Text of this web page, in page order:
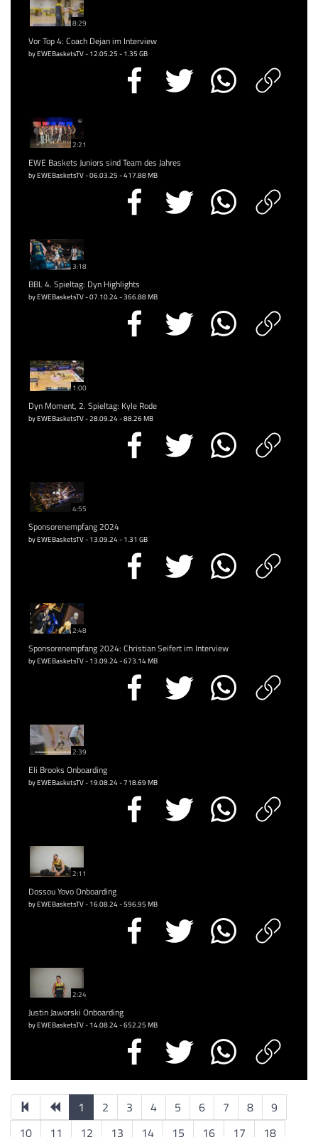
8:29
Vor Top 4: Coach Dejan im Interview
by EWEBasketsTV - 12.05.25 - 1.35 GB
2:21
EWE Baskets Juniors sind Team des Jahres
by EWEBasketsTV - 06.03.25 - 417.88 MB
3:18
BBL 4. Spieltag: Dyn Highlights
by EWEBasketsTV - 07.10.24 - 366.88 MB
1:00
Dyn Moment, 2. Spieltag: Kyle Rode
by EWEBasketsTV - 28.09.24 - 88.26 MB
4:55
Sponsorenempfang 2024
by EWEBasketsTV - 13.09.24 - 1.31 GB
2:48
Sponsorenempfang 2024: Christian Seifert im Interview
by EWEBasketsTV - 13.09.24 - 673.14 MB
2:39
Eli Brooks Onboarding
by EWEBasketsTV - 19.08.24 - 718.69 MB
2:11
Dossou Yovo Onboarding
by EWEBasketsTV - 16.08.24 - 596.95 MB
2:24
Justin Jaworski Onboarding
by EWEBasketsTV - 14.08.24 - 652.25 MB
1 2 3 4 5 6 7 8
9
10
11 12 13 14 15 16 17 18